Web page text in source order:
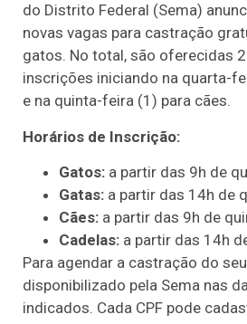
do Distrito Federal (Sema)
novas vagas para castração
gatos. No total, são oferecidas
inscrições iniciando na quarta-
e na quinta-feira (1) para cães.
Horários de Inscrição:
Gatos: a partir das 9h de
Gatas: a partir das 14h de
Cães: a partir das 9h de
Cadelas: a partir das 14h
Para agendar a castração do
disponibilizado pela Sema nas
indicados. Cada CPF pode